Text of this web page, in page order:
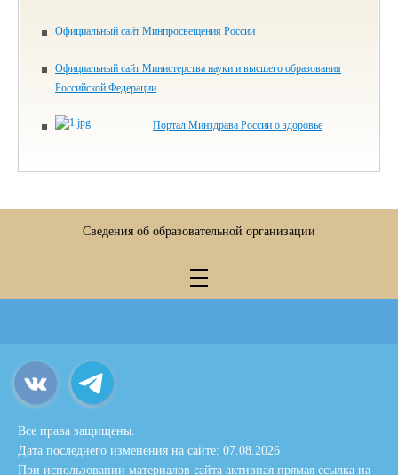
Официальный сайт Минпросвещения России
Официальный сайт Министерства науки и высшего образования
Российской Федерации
Портал Минздрава России о здоровье
Сведения об образовательной организации
Все права защищены.
Дата последнего изменения на сайте: 07.08.2026
При использовании материалов сайта активная прямая ссылка на